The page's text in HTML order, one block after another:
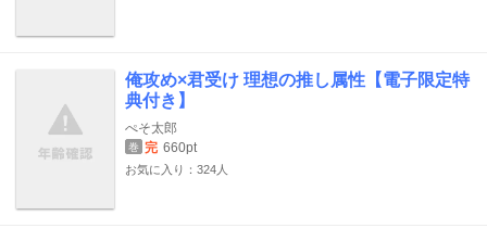
俺攻め×君受け 理想の推し属性【電子限定特
典付き】
ぺそ太郎
巻 完 660pt
お気に入り：324人